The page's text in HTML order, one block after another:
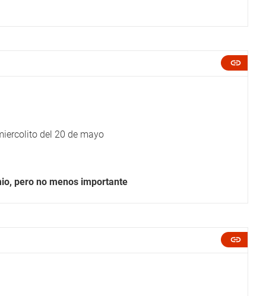
del 20 de mayo
pero no menos importante